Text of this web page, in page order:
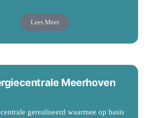
Lees Meer
Meerhoven
gerealiseerd waarmee op basis